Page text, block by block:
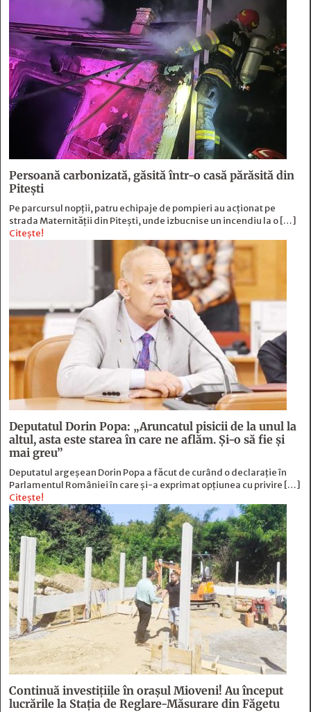
Persoană carbonizată, găsită într-o casă părăsită din
Pitești
Pe parcursul nopții, patru echipaje de pompieri au acționat pe
strada Maternității din Pitești, unde izbucnise un incendiu la o […]
Citește!
Deputatul Dorin Popa: „Aruncatul pisicii de la unul la
altul, asta este starea în care ne aflăm. Şi-o să fie şi
mai greu”
Deputatul argeșean Dorin Popa a făcut de curând o declarație în
Parlamentul României în care și-a exprimat opțiunea cu privire […]
Citește!
Continuă investiţiile în oraşul Mioveni! Au început
lucrările la Staţia de Reglare-Măsurare din Făgetu